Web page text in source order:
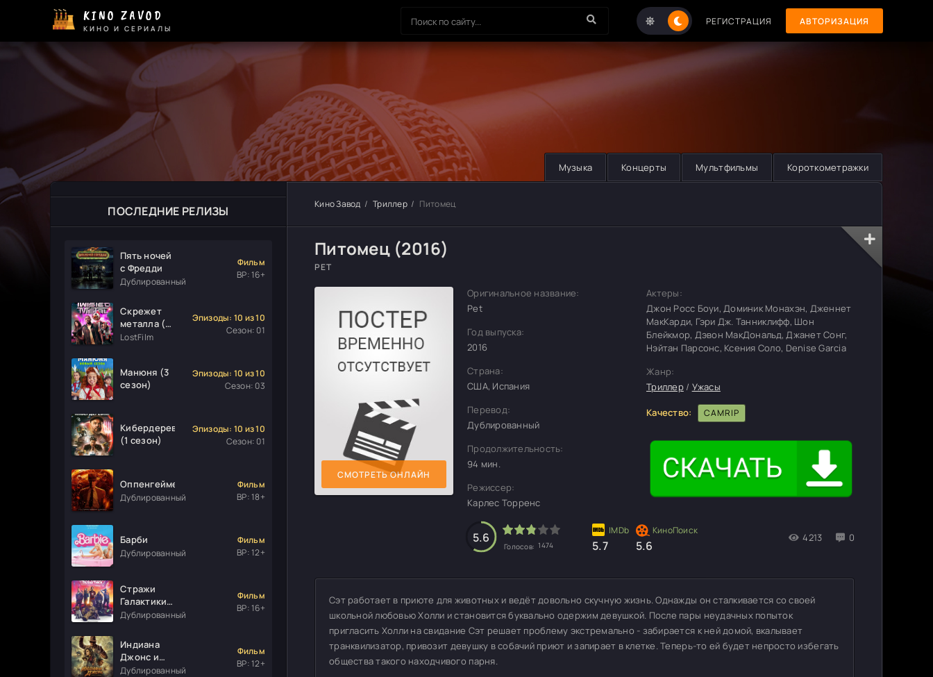
KINO ZAVOD
КИНО И СЕРИАЛЫ
РЕГИСТРАЦИЯ АВТОРИЗАЦИЯ
Музыка Концерты Мультфильмы Короткометражки
ПОСЛЕДНИЕ РЕЛИЗЫ
Пять ночей
с Фредди
Дублированный
Фильм
ВР: 16+
Скрежет
металла (1
сезон)
LostFilm
Эпизоды: 10 из 10
Сезон: 01
Манюня (3
сезон)
Эпизоды: 10 из 10
Сезон: 03
Кибердеревня
(1 сезон)
Эпизоды: 10 из 10
Сезон: 01
Оппенгеймер
Дублированный
Фильм
ВР: 18+
Барби
Дублированный
Фильм
ВР: 12+
Стражи
Галактики.
Часть 3
Дублированный
Фильм
ВР: 16+
Индиана
Джонс и
колесо
Дублированный
Фильм
ВР: 12+
Кино Завод Триллер Питомец
Питомец (2016)
PET
СМОТРЕТЬ ОНЛАЙН
Оригинальное название:
Pet
Год выпуска:
2016
Страна:
США, Испания
Перевод:
Дублированный
Продолжительность:
94 мин.
Режиссер:
Карлес Торренс
5.6
Голосов: 1474 5.7 5.6
4213 0
Актеры:
Джон Росс Боуи, Доминик Монахэн, Дженнет
МакКарди, Гэри Дж. Танниклифф, Шон
Блейкмор, Дэвон МакДональд, Джанет Сонг,
Нэйтан Парсонс, Ксения Соло, Denise Garcia
Жанр:
Триллер/ Ужасы
Качество: CAMRIP
Сэт работает в приюте для животных и ведёт довольно скучную жизнь. Однажды он сталкивается со своей
школьной любовью Холли и становится буквально одержим девушкой. После пары неудачных попыток
пригласить Холли на свидание Сэт решает проблему экстремально - забирается к ней домой, вкалывает
транквилизатор, привозит девушку в собачий приют и запирает в клетке. Теперь-то ей будет непросто избегать
общества такого находчивого парня.